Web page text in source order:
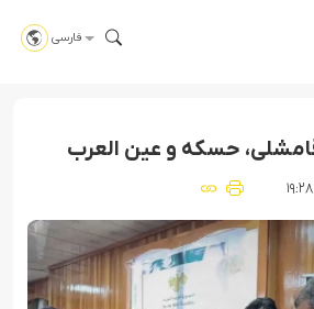
فارسی
حسکه و عین العرب